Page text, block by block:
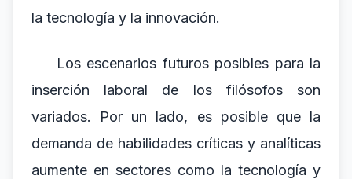
la tecnología y la innovación.
Los escenarios futuros posibles para la
inserción laboral de los filósofos son
variados. Por un lado, es posible que la
demanda de habilidades críticas y analíticas
aumente en sectores como la tecnología y